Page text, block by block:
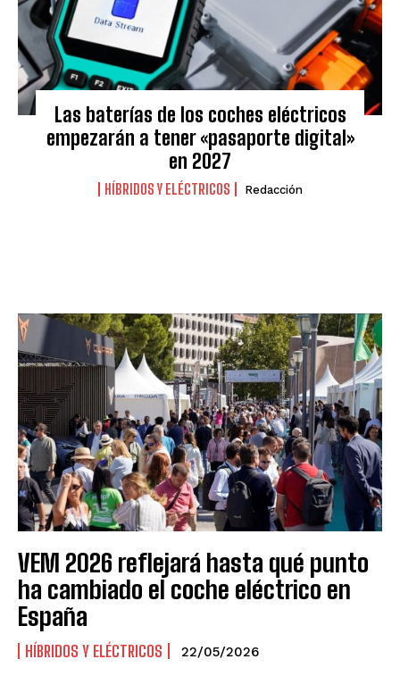
Las baterías de los coches eléctricos
empezarán a tener «pasaporte digital»
en 2027
HÍBRIDOS Y ELÉCTRICOS Redacción
VEM 2026 reflejará hasta qué punto
ha cambiado el coche eléctrico en
España
HÍBRIDOS Y ELÉCTRICOS 22/05/2026